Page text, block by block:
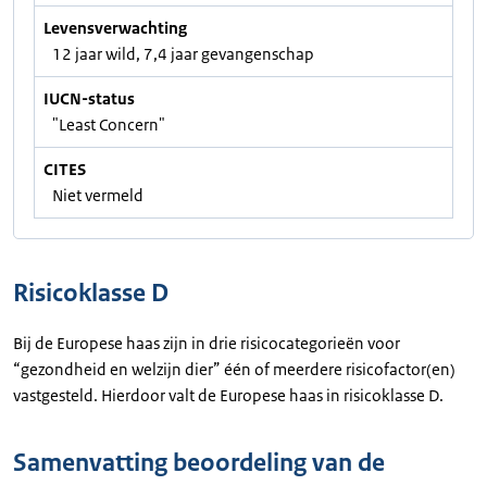
Levensverwachting
12 jaar wild, 7,4 jaar gevangenschap
IUCN-status
"Least Concern"
CITES
Niet vermeld
Risicoklasse D
Bij de Europese haas zijn in drie risicocategorieën voor
“gezondheid en welzijn dier” één of meerdere risicofactor(en)
vastgesteld. Hierdoor valt de Europese haas in risicoklasse D.
Samenvatting beoordeling van de